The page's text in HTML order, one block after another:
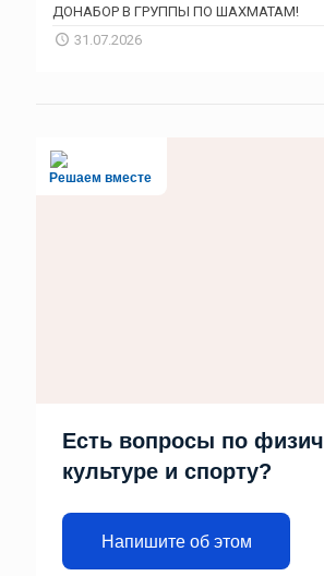
ДОНАБОР В ГРУППЫ ПО ШАХМАТАМ!
31.07.2026
Решаем вместе
Есть вопросы по
культуре и спорту?
Напишите об этом